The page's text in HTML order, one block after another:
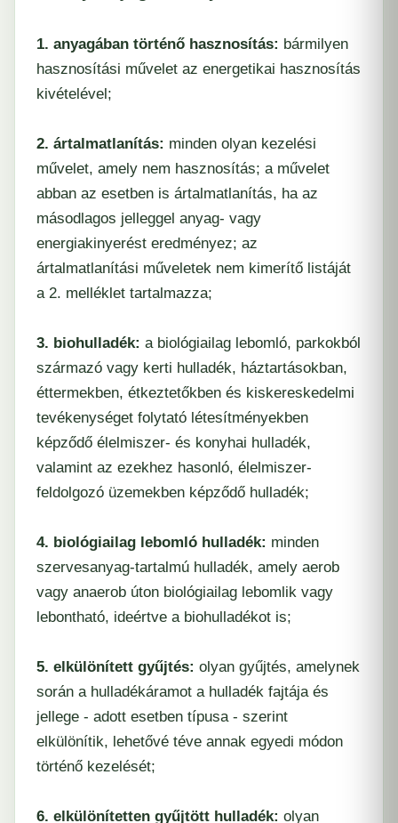
1. anyagában történő hasznosítás: bármilyen
hasznosítási művelet az energetikai hasznosítás
kivételével;
2. ártalmatlanítás: minden olyan kezelési
művelet, amely nem hasznosítás; a művelet
abban az esetben is ártalmatlanítás, ha az
másodlagos jelleggel anyag- vagy
energiakinyerést eredményez; az
ártalmatlanítási műveletek nem kimerítő listáját
a 2. melléklet tartalmazza;
3. biohulladék: a biológiailag lebomló, parkokból
származó vagy kerti hulladék, háztartásokban,
éttermekben, étkeztetőkben és kiskereskedelmi
tevékenységet folytató létesítményekben
képződő élelmiszer- és konyhai hulladék,
valamint az ezekhez hasonló, élelmiszer-
feldolgozó üzemekben képződő hulladék;
4. biológiailag lebomló hulladék: minden
szervesanyag-tartalmú hulladék, amely aerob
vagy anaerob úton biológiailag lebomlik vagy
lebontható, ideértve a biohulladékot is;
5. elkülönített gyűjtés: olyan gyűjtés, amelynek
során a hulladékáramot a hulladék fajtája és
jellege - adott esetben típusa - szerint
elkülönítik, lehetővé téve annak egyedi módon
történő kezelését;
6. elkülönítetten gyűjtött hulladék: olyan